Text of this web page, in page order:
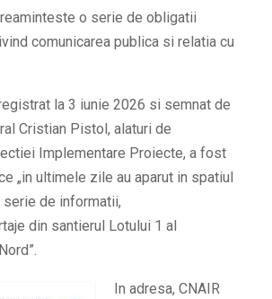
reaminteste o serie de obligatii
comunicarea publica si relatia cu
la 3 iunie 2026 si semnat de
Cristian Pistol, alaturi de
Implementare Proiecte, a fost
„in ultimele zile au aparut in spatiul
de informatii,
din santierul Lotului 1 al
In adresa, CNAIR